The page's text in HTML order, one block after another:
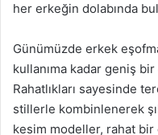
her erkeğin dolabında
Günümüzde erkek
kullanıma kadar geniş
Rahatlıkları sayesinde
stillerle kombinlenerek
kesim modeller, rahat